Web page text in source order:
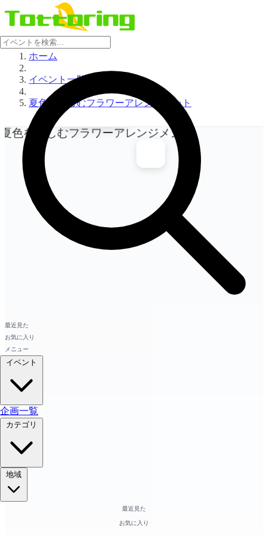
最近見た
お気に入り
メニュー
企画一覧
最近見た
お気に入り
ホーム
イベント一覧
夏色を楽しむフラワーアレンジメント
イベント画像
を表示